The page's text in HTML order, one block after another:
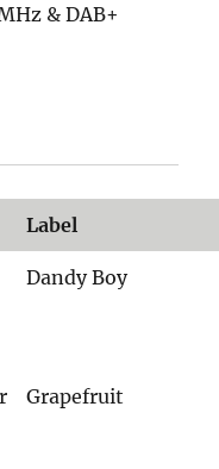
& DAB+
Label
Dandy Boy
Grapefruit